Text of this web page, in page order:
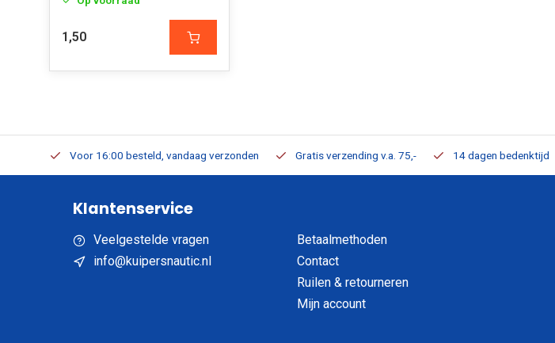
1,50
Voor 16:00 besteld, vandaag verzonden Gratis verzending v.a. 75,- 14 dagen bedenktijd
Klantenservice
Veelgestelde vragen
info@kuipersnautic.nl
Betaalmethoden
Contact
Ruilen & retourneren
Mijn account